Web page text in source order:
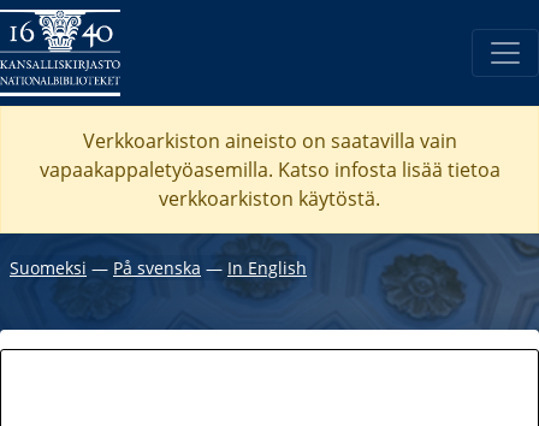
Verkkoarkiston aineisto on saatavilla vain
vapaakappaletyöasemilla. Katso infosta lisää tietoa
verkkoarkiston käytöstä.
Suomeksi ― På svenska ― In English